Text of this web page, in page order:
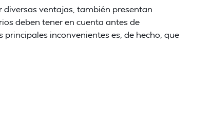
ventajas, también presentan
deben tener en cuenta antes de
inconvenientes es, de hecho, que